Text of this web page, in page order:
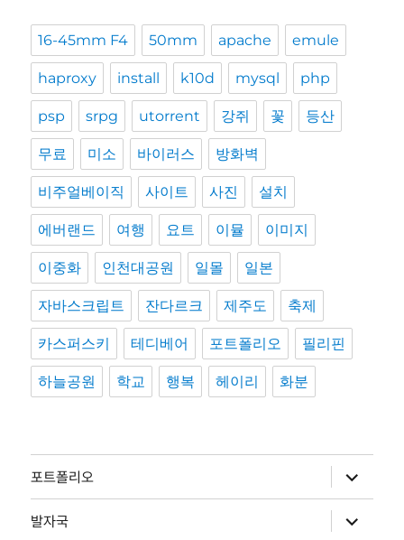
16-45mm F4 50mm apache emule
haproxy install k10d mysql php
psp srpg utorrent 강쥐 꽃 등산
무료 미소 바이러스 방화벽
비주얼베이직 사이트 사진 설치
에버랜드 여행 요트 이뮬 이미지
이중화 인천대공원 일몰 일본
자바스크립트 잔다르크 제주도 축제
카스퍼스키 테디베어 포트폴리오 필리핀
하늘공원 학교 행복 헤이리 화분
포트폴리오
위
메
뉴
확
발자국
위